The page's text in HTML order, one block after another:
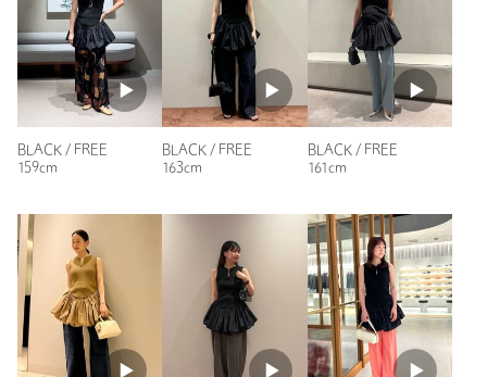
BLACK / FREE
159cm
BLACK / FREE
163cm
BLACK / FREE
161cm